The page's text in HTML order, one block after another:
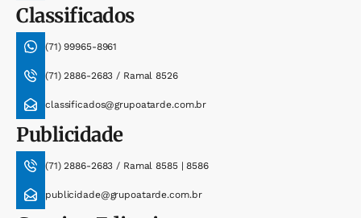
Classificados
(71) 99965-8961
(71) 2886-2683 / Ramal 8526
classificados@grupoatarde.com.br
Publicidade
(71) 2886-2683 / Ramal 8585 | 8586
publicidade@grupoatarde.com.br